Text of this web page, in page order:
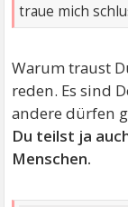
traue mich
Warum traust
reden. Es sind
andere dürfen
Du teilst ja
Menschen.